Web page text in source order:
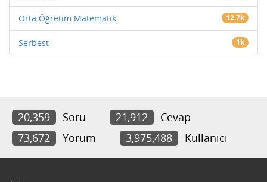
Orta Öğretim Matematik 12.7k
Serbest 1k
20,359 Soru 21,912
Cevap
73,672
Yorum 3,975,488 Kullanıcı